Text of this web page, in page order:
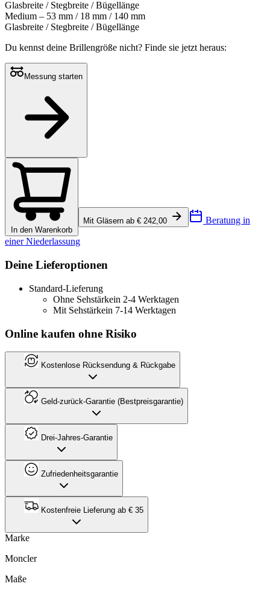
Glasbreite / Stegbreite / Bügellänge
Medium – 53 mm / 18 mm / 140 mm
Glasbreite / Stegbreite / Bügellänge
Du kennst deine Brillengröße nicht? Finde sie jetzt heraus:
Messung starten
In den Warenkorb
Mit Gläsern ab € 242,00 Beratung in
einer Niederlassung
Deine Lieferoptionen
Standard-Lieferung
Ohne Sehstärkein 2-4 Werktagen
Mit Sehstärkein 7-14 Werktagen
Online kaufen ohne Risiko
Kostenlose Rücksendung & Rückgabe
Geld-zurück-Garantie (Bestpreisgarantie)
Drei-Jahres-Garantie
Zufriedenheitsgarantie
Kostenfreie Lieferung ab € 35
Marke
Moncler
Maße